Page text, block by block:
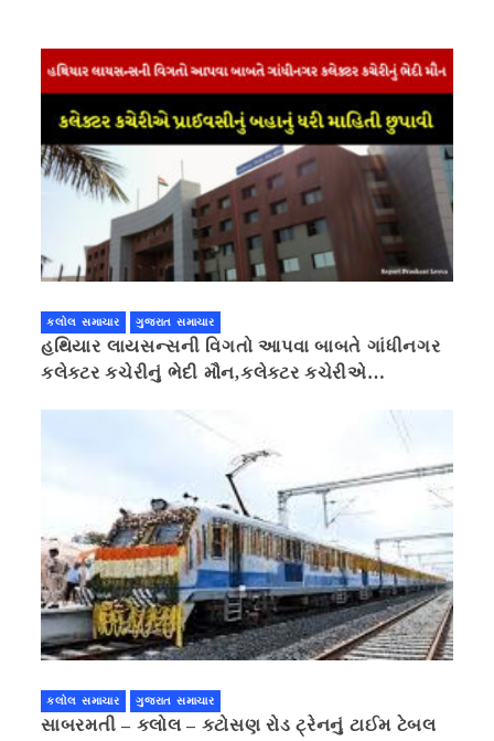
કલોલ સમાચાર ગુજરાત સમાચાર
હથિયાર લાયસન્સની વિગતો આપવા બાબતે ગાંધીનગર
કલેક્ટર કચેરીનું ભેદી મૌન,કલેક્ટર કચેરીએ
કલોલ સમાચાર ગુજરાત સમાચાર
સાબરમતી – કલોલ – કટોસણ રોડ ટ્રેનનું ટાઈમ ટેબલ